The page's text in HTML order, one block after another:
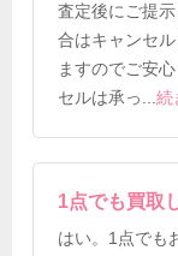
査定後にご提
合はキャンセ
ますのでご安
セルは承っ
...続
1点でも買取
はい。1点でも